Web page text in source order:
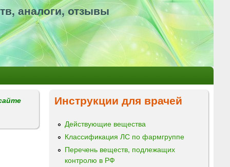
аналоги, отзывы
Инструкции для врачей
Действующие вещества
Классификация ЛС по фармгруппе
Перечень веществ, подлежащих
контролю в РФ